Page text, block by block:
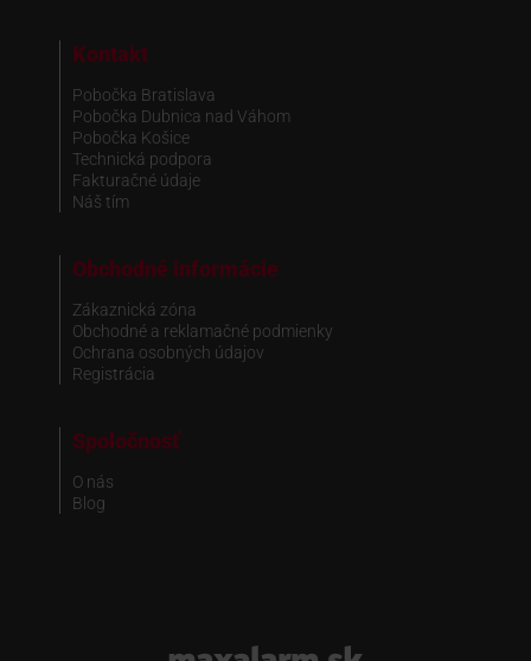
Kontakt
Pobočka Bratislava
Pobočka Dubnica nad Váhom
Pobočka Košice
Technická podpora
Fakturačné údaje
Náš tím
Obchodné informácie
Zákaznická zóna
Obchodné a reklamačné podmienky
Ochrana osobných údajov
Registrácia
Spoločnosť
O nás
Blog
www.maxalarm.sk